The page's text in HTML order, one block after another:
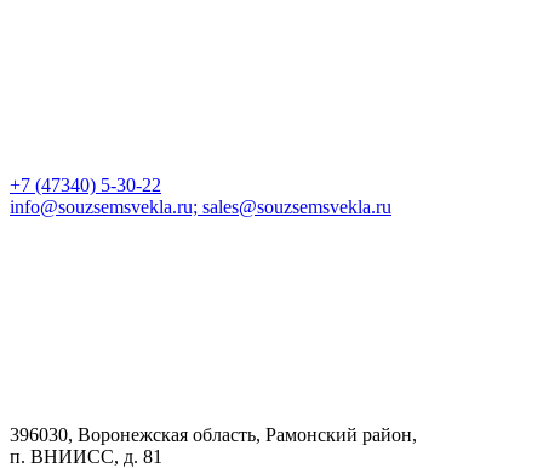
+7 (47340) 5-30-22
info@souzsemsvekla.ru; sales@souzsemsvekla.ru
396030, Воронежская область, Рамонский район,
п. ВНИИСС, д. 81